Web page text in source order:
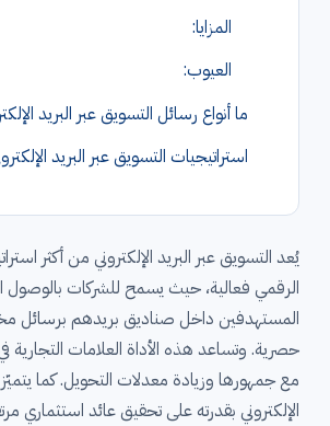
المزايا:
العيوب:
ما أنواع رسائل التسويق عبر البريد
استراتيجيات التسويق عبر البريد
يُعد التسويق عبر البريد الإلكتروني من أكثر
الرقمي فعالية، حيث يسمح للشركات بالوصول
المستهدفين داخل صناديق بريدهم
حصرية. وتساعد هذه الأداة العلامات التجارية
مع جمهورها وزيادة معدلات التحويل. كما يتميّز
الإلكتروني بقدرته على تحقيق عائد استثماري